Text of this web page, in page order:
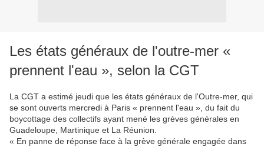
Les états généraux de l'outre-mer «
prennent l'eau », selon la CGT
La CGT a estimé jeudi que les états généraux de l'Outre-mer, qui
se sont ouverts mercredi à Paris « prennent l'eau », du fait du
boycottage des collectifs ayant mené les grèves générales en
Guadeloupe, Martinique et La Réunion.
« En panne de réponse face à la grève générale engagée dans